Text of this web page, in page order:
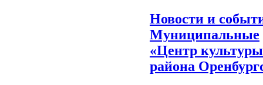
Новости и
Муниципальные
«Центр
района